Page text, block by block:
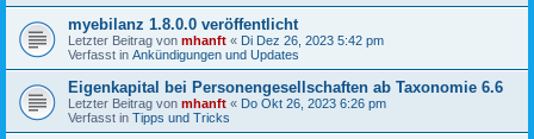
myebilanz 1.8.0.0 veröffentlicht
Letzter Beitrag von mhanft « Di Dez 26, 2023 5:42 pm
Verfasst in Ankündigungen und Updates
Eigenkapital bei Personengesellschaften ab Taxonomie 6.6
Letzter Beitrag von mhanft « Do Okt 26, 2023 6:26 pm
Verfasst in Tipps und Tricks